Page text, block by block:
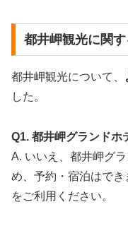
都井岬観光に関
都井岬観光について、
した。
Q1. 都井岬グランドホ
A. いいえ、都井岬グ
め、予約・宿泊はで
をご利用ください。